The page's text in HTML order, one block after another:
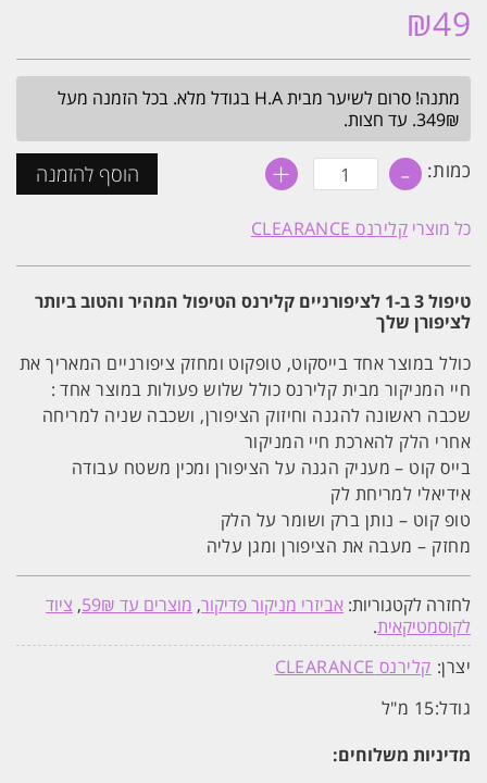
₪49
מתנה! סרום לשיער מבית H.A בגודל מלא. בכל הזמנה מעל
349₪. עד חצות.
כמות: - כמות
של
3
ב-1
הגנה,
ושימור
קלירנס
CLEARANCE
+ הוסף להזמנה
כל מוצרי קלירנס CLEARANCE
טיפול 3 ב-1 לציפורניים קלירנס הטיפול המהיר והטוב ביותר
לציפורן שלך
כולל במוצר אחד בייסקוט, טופקוט ומחזק ציפורניים המאריך את
חיי המניקור מבית קלירנס כולל שלוש פעולות במוצר אחד :
שכבה ראשונה להגנה וחיזוק הציפורן, ושכבה שניה למריחה
אחרי הלק להארכת חיי המניקור
בייס קוט – מעניק הגנה על הציפורן ומכין משטח עבודה
אידיאלי למריחת לק
טופ קוט – נותן ברק ושומר על הלק
מחזק – מעבה את הציפורן ומגן עליה
לחזרה לקטגוריות: אביזרי מניקור פדיקור, מוצרים עד 59₪ , ציוד
לקוסמטיקאית.
יצרן: קלירנס CLEARANCE
גודל:15 מ"ל
מדיניות משלוחים: